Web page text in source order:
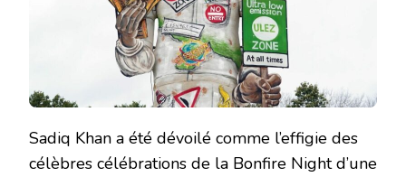
Sadiq Khan a été dévoilé comme l’effigie des
célèbres célébrations de la Bonfire Night d’une